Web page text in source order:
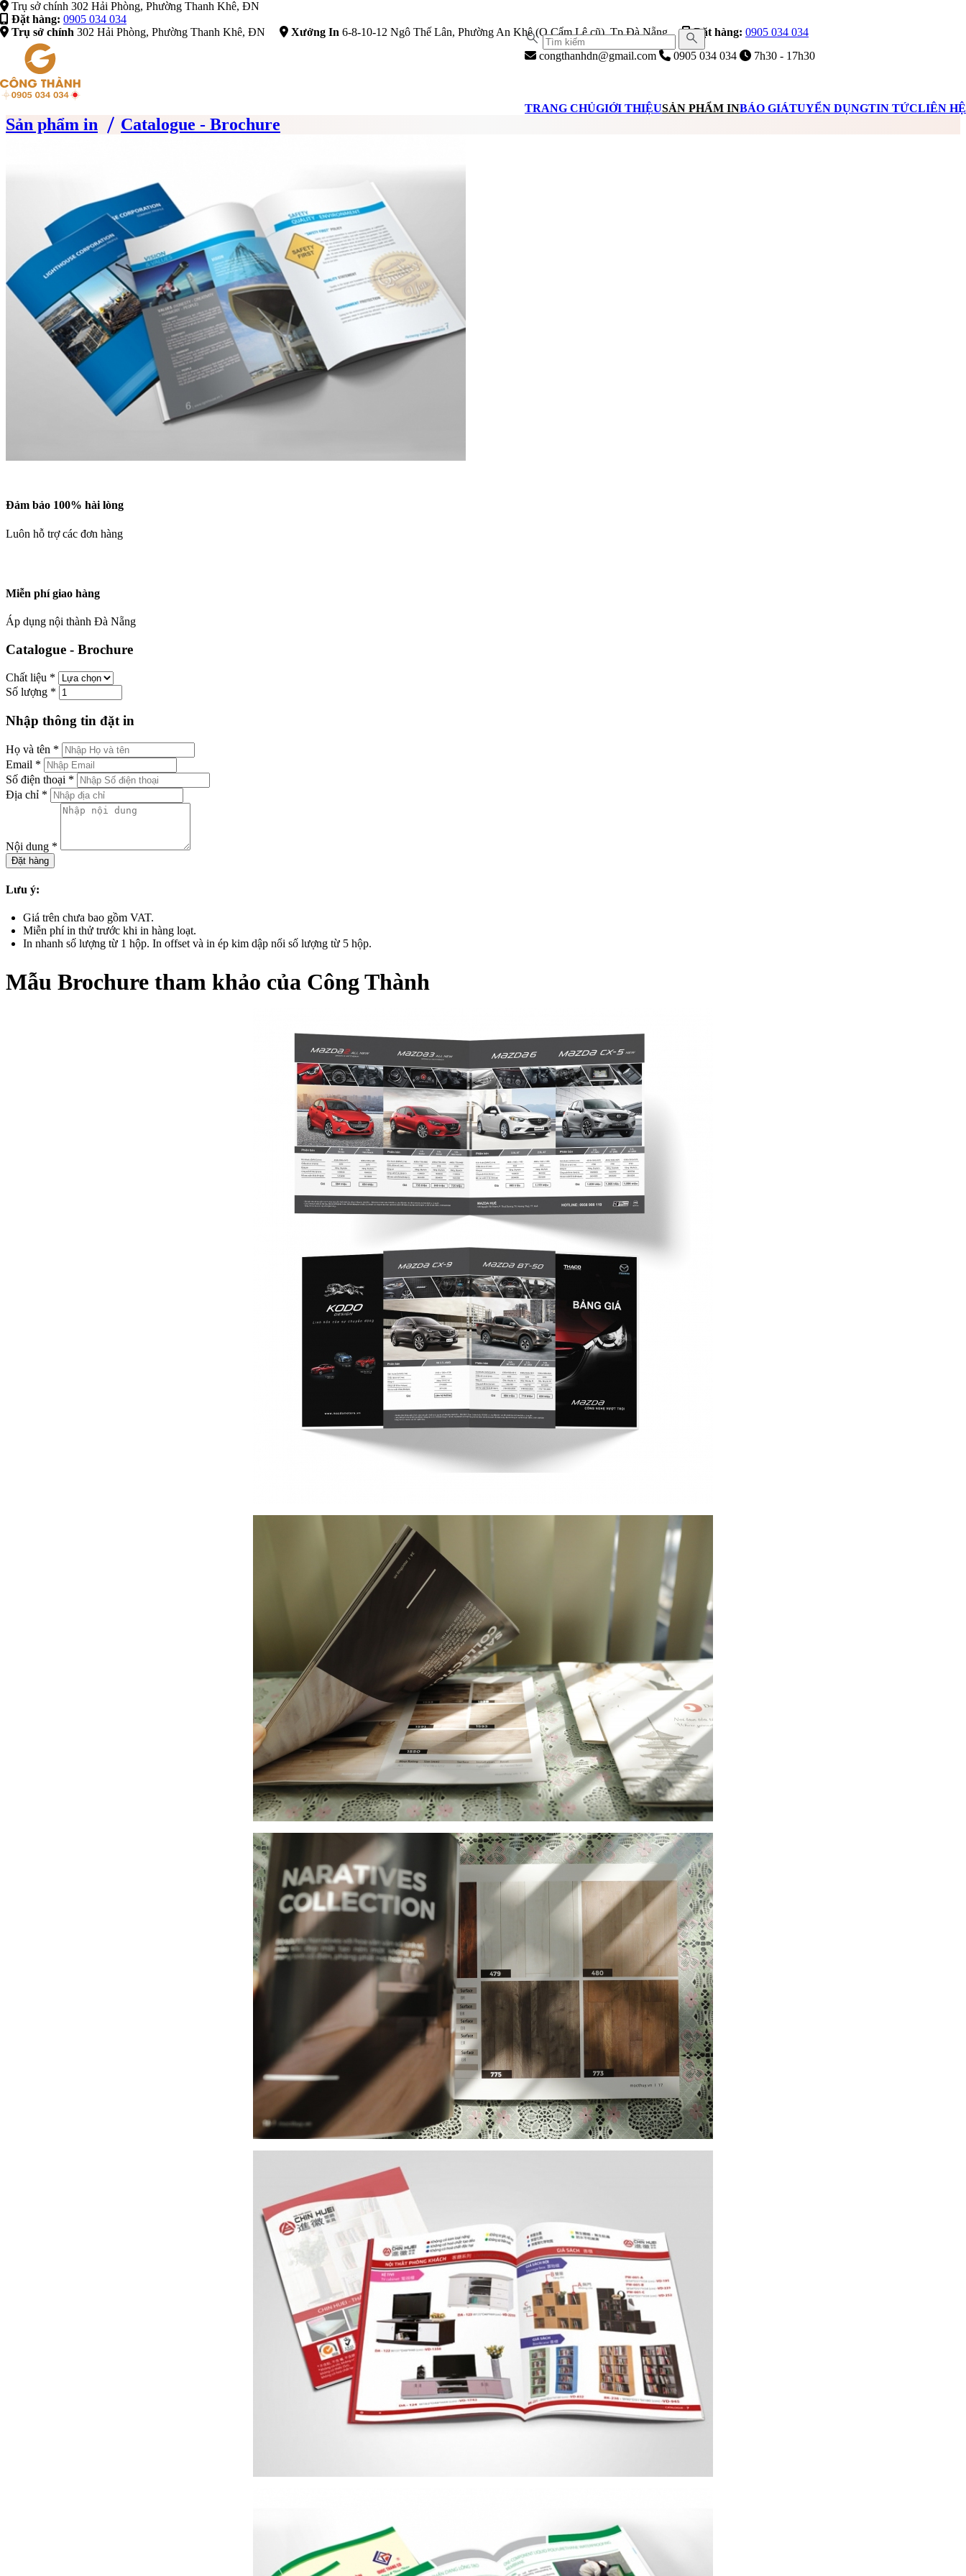
Trụ sở chính 302 Hải Phòng, Phường Thanh Kh
Đặt hàng: 0905 034 034
Trụ sở chính 302 Hải Phòng, Phường Thanh Khê, ĐN Xưởng In 6-8-10-12 Ngô Thế Lân, Phường An Khê (Q.Cẩm Lệ cũ), Tp Đà Nẵng Đặt hàng: 0905 034 034
congthanhdn@gmail.com
0905 034 034 7h30 - 17h30
TRANG CHỦGIỚI THIỆUSẢN PHẨM INBÁO GIÁTUYỂN DỤNGTIN TỨCLIÊN HỆ
Sản phẩm in Catalogue - Brochure
Đảm bảo 100% hài lòng
Luôn hỗ trợ các đơn hàng
Miễn phí giao hàng
Áp dụng nội thành Đà Nẵng
Catalogue - Brochure
Chất liệu *
Số lượng *
Nhập thông tin đặt in
Họ và tên *
Email *
Số điện thoại *
Địa chỉ *
Nội dung *
Đặt hàng
Lưu ý:
Giá trên chưa bao gồm VAT.
Miễn phí in thử trước khi in hàng loạt.
In nhanh số lượng từ 1 hộp. In offset và in ép kim dập nổi số lượng từ 5 hộp.
Mẫu Brochure tham khảo của Công Thành